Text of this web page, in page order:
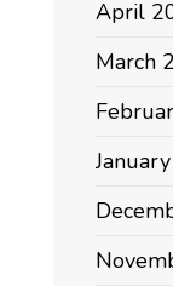
April
March